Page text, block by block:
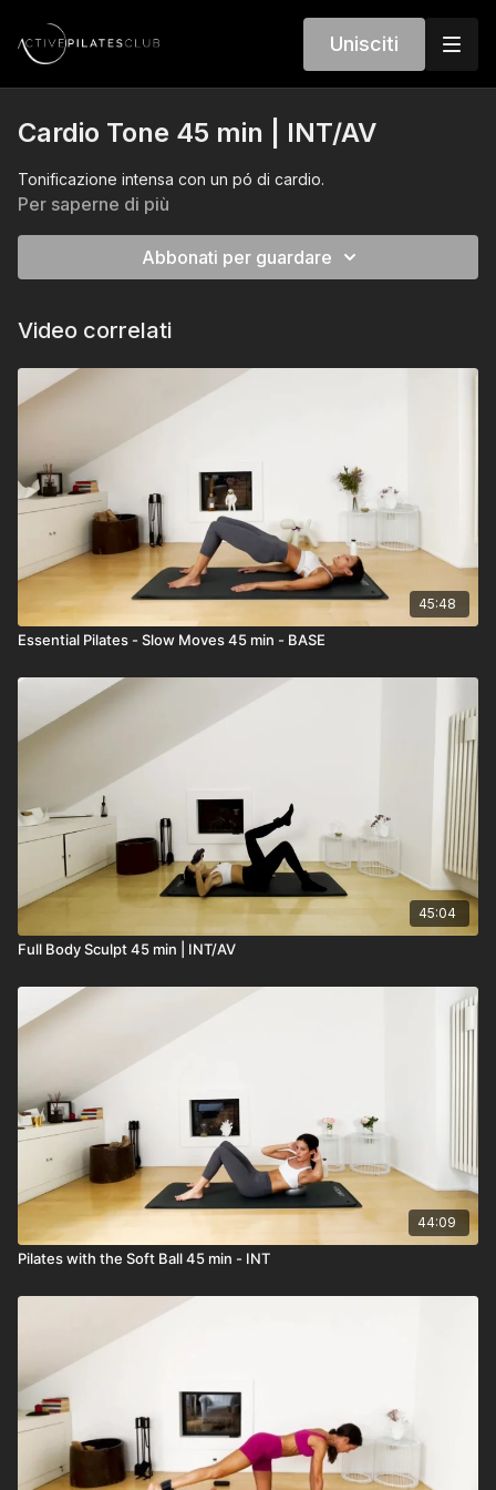
Unisciti
Cardio Tone 45 min | INT/AV
Tonificazione intensa con un pó di cardio.
Per saperne di più
Abbonati per guardare
Video correlati
45:48
Essential Pilates - Slow Moves 45 min - BASE
45:04
Full Body Sculpt 45 min | INT/AV
44:09
Pilates with the Soft Ball 45 min - INT